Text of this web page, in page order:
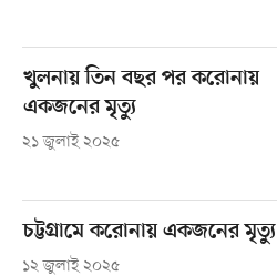
খুলনায় তিন বছর পর করোনায়
একজনের মৃত্যু
২১ জুলাই ২০২৫
চট্টগ্রামে করোনায় একজনের মৃত্যু
১২ জুলাই ২০২৫